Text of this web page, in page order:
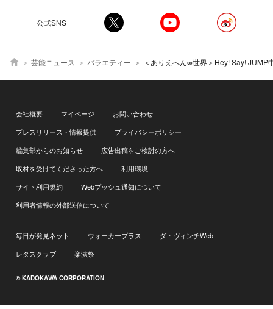
公式SNS
芸能ニュース バラエティー ＜ありえへん∞世界＞Hey! Say! JUMP中島裕翔、歌唱パー
会社概要 マイページ
お問い合わせ
プレスリリース・情報提供
プライバシーポリシー
編集部からのお知らせ
広告出稿をご検討の方へ
取材を受けてくださった方へ
利用環境
サイト利用規約
Webプッシュ通知について
利用者情報の外部送信について
毎日が発見ネット ウォーカープラス
ダ・ヴィンチWeb
レタスクラブ
楽演祭
© KADOKAWA CORPORATION